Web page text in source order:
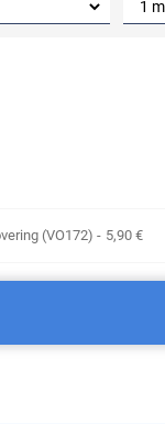
(VO172) - 5,90 €